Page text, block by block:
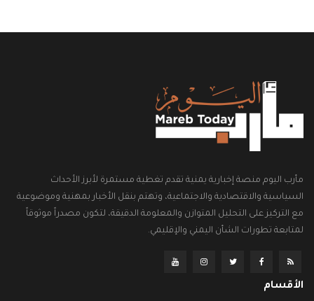
مأرب اليوم منصة إخبارية يمنية تقدم تغطية مستمرة لأبرز الأحداث
السياسية والاقتصادية والاجتماعية، وتهتم بنقل الأخبار بمهنية وموضوعية
مع التركيز على التحليل المتوازن والمعلومة الدقيقة، لتكون مصدراً موثوقاً
لمتابعة تطورات الشأن اليمني والإقليمي.
الأقسام